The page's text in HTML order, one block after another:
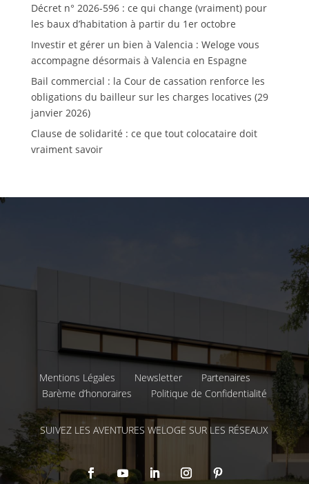
Décret n° 2026-596 : ce qui change (vraiment) pour
les baux d’habitation à partir du 1er octobre
Investir et gérer un bien à Valencia : Weloge vous
accompagne désormais à Valencia en Espagne
Bail commercial : la Cour de cassation renforce les
obligations du bailleur sur les charges locatives (29
janvier 2026)
Clause de solidarité : ce que tout colocataire doit
vraiment savoir
Mentions Légales Newsletter
Partenaires
Barème d’honoraires
Politique de Confidentialité
SUIVEZ LES AVENTURES WELOGE SUR LES RÉSEAUX